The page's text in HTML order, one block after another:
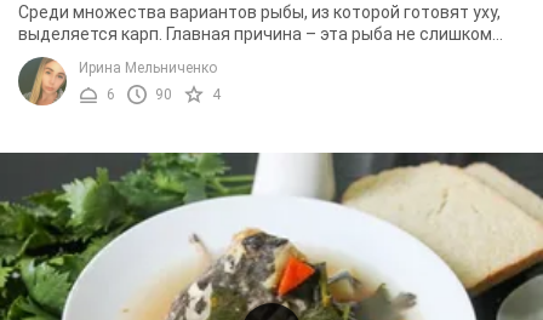
Среди множества вариантов рыбы, из которой готовят уху,
выделяется карп. Главная причина – эта рыба не слишком
дорогая. К тому же поймать ее можно и ...
Ирина Мельниченко
6
90 4